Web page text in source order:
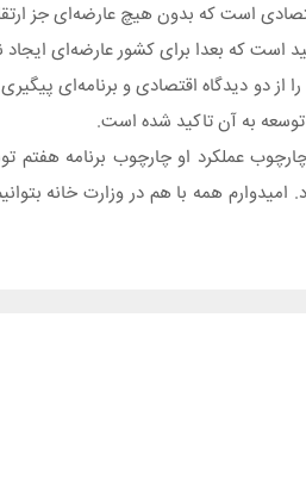
است که بدون هیچ عارضه‌ای جز
است که بعدا برای کشور عارضه‌ای ایجاد
از دو دیدگاه اقتصادی و برنامه‌ای پیگیری
به آن تاکید شده است.
عملکرد او چارچوب برنامه هفتم
امیدوارم همه با هم در وزارت خانه